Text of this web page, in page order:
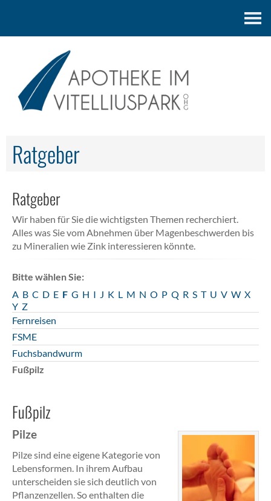
Ratgeber
Ratgeber
Wir haben für Sie die wichtigsten Themen recherchiert.
Alles was Sie vom Abnehmen über Magenbeschwerden bis
zu Mineralien wie Zink interessieren könnte.
Bitte wählen Sie:
A B C D E F G H I J K L M N O P Q R S T U V W X
Y Z
Fernreisen
FSME
Fuchsbandwurm
Fußpilz
Fußpilz
Pilze
Pilze sind eine eigene Kategorie von
Lebensformen. In ihrem Aufbau
unterscheiden sie sich deutlich von
Pflanzenzellen. So enthalten die